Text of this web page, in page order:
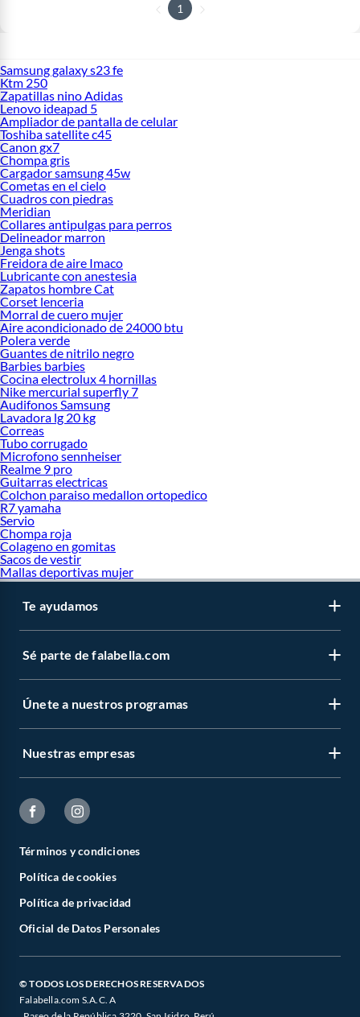
1
Samsung galaxy s23 fe
Ktm 250
Zapatillas nino Adidas
Lenovo ideapad 5
Ampliador de pantalla de celular
Toshiba satellite c45
Canon gx7
Chompa gris
Cargador samsung 45w
Cometas en el cielo
Cuadros con piedras
Meridian
Collares antipulgas para perros
Delineador marron
Jenga shots
Freidora de aire Imaco
Lubricante con anestesia
Zapatos hombre Cat
Corset lenceria
Morral de cuero mujer
Aire acondicionado de 24000 btu
Polera verde
Guantes de nitrilo negro
Barbies barbies
Cocina electrolux 4 hornillas
Nike mercurial superfly 7
Audifonos Samsung
Lavadora lg 20 kg
Correas
Tubo corrugado
Microfono sennheiser
Realme 9 pro
Guitarras electricas
Colchon paraiso medallon ortopedico
R7 yamaha
Servio
Chompa roja
Colageno en gomitas
Sacos de vestir
Mallas deportivas mujer
Te ayudamos
Sé parte de falabella.com
Únete a nuestros programas
Nuestras empresas
Términos y condiciones
Política de cookies
Política de privacidad
Oficial de Datos Personales
© TODOS LOS DERECHOS RESERVADOS
Falabella.com S.A.C. A